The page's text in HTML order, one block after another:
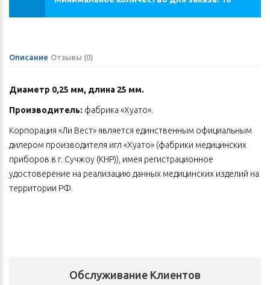
Описание Отзывы (0)
Диаметр 0,25 мм, длина 25 мм.
Производитель: фабрика «Хуато».
Корпорация «Ли Вест» является единственным официальным
дилером производителя игл «Хуато» (фабрики медицинских
приборов в г. Сучжоу (КНР)), имея регистрационное
удостоверение на реализацию данных медицинских изделий на
территории РФ.
изготовлены из нержавеющей стали, обладающей особой
Обслуживание Клиентов